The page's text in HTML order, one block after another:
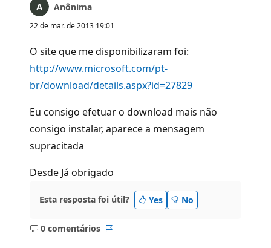
Anônima
22 de mar. de 2013 19:01
O site que me disponibilizaram foi:
http://www.microsoft.com/pt-
br/download/details.aspx?id=27829
Eu consigo efetuar o download mais não
consigo instalar, aparece a mensagem
supracitada
Desde Já obrigado
Esta resposta foi útil? Yes No
0 comentários
Sem